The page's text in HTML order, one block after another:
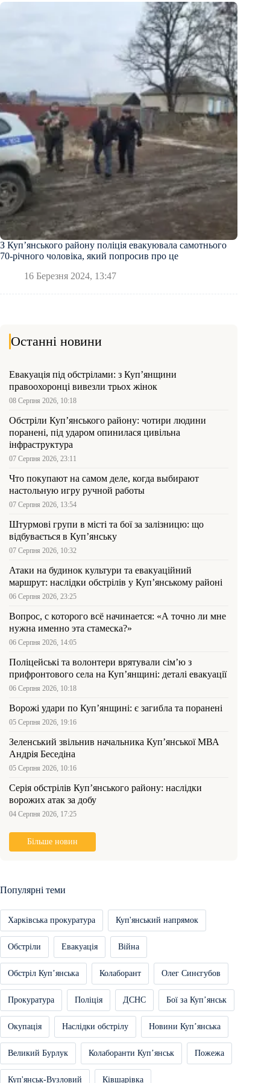
З Купʼянського району поліція евакуювала самотнього
70-річного чоловіка, який попросив про це
16 Березня 2024, 13:47
Останні новини
Евакуація під обстрілами: з Куп’янщини
правоохоронці вивезли трьох жінок
08 Серпня 2026, 10:18
Обстріли Куп’янського району: чотири людини
поранені, під ударом опинилася цивільна
інфраструктура
07 Серпня 2026, 23:11
Что покупают на самом деле, когда выбирают
настольную игру ручной работы
07 Серпня 2026, 13:54
Штурмові групи в місті та бої за залізницю: що
відбувається в Куп’янську
07 Серпня 2026, 10:32
Атаки на будинок культури та евакуаційний
маршрут: наслідки обстрілів у Куп’янському районі
06 Серпня 2026, 23:25
Вопрос, с которого всё начинается: «А точно ли мне
нужна именно эта стамеска?»
06 Серпня 2026, 14:05
Поліцейські та волонтери врятували сім’ю з
прифронтового села на Куп’янщині: деталі евакуації
06 Серпня 2026, 10:18
Ворожі удари по Куп’янщині: є загибла та поранені
05 Серпня 2026, 19:16
Зеленський звільнив начальника Купʼянської МВА
Андрія Беседіна
05 Серпня 2026, 10:16
Серія обстрілів Куп’янського району: наслідки
ворожих атак за добу
04 Серпня 2026, 17:25
Більше новин
Популярні теми
Харківська прокуратура Куп'янський напрямок
Обстріли Евакуація Війна
Обстріл Купʼянська Колаборант Олег Синєгубов
Прокуратура Поліція ДСНС Бої за Купʼянськ
Окупація Наслідки обстрілу Новини Купʼянська
Великий Бурлук Колаборанти Купʼянськ Пожежа
Куп'янськ-Вузловий Ківшарівка